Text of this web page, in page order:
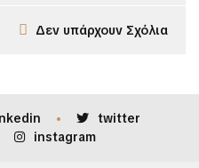
Δεν υπάρχουν Σχόλια
twitter
instagram